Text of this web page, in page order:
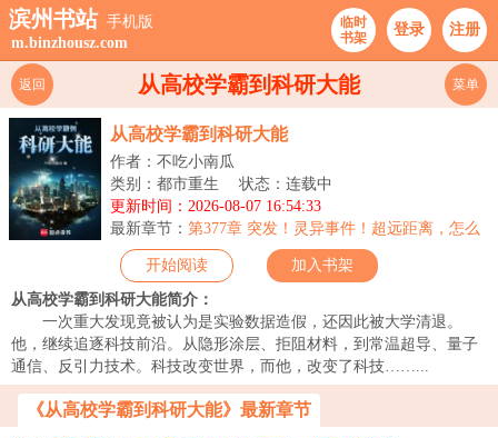
滨州书站 手机版
m.binzhousz.com
临时
书架
登录 注册
从高校学霸到科研大能
返回 菜单
从高校学霸到科研大能
作者：不吃小南瓜
类别：都市重生
状态：连载中
更新时间：2026-08-07 16:54:33
最新章节： 第377章 突发！灵异事件！超远距离，怎么
解决？
开始阅读
加入书架
从高校学霸到科研大能简介：
一次重大发现竟被认为是实验数据造假，还因此被大学清退。
他，继续追逐科技前沿。从隐形涂层、拒阻材料，到常温超导、量子
通信、反引力技术。科技改变世界，而他，改变了科技……...
《从高校学霸到科研大能》最新章节